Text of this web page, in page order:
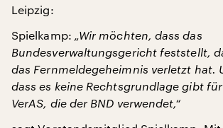
Leipzig:
Spielkamp: „Wir möchten, dass das
Bundesverwaltungsgericht feststellt,
das Fernmeldegeheimnis verletzt hat.
dass es keine Rechtsgrundlage gibt
VerAS, die der BND verwendet,“